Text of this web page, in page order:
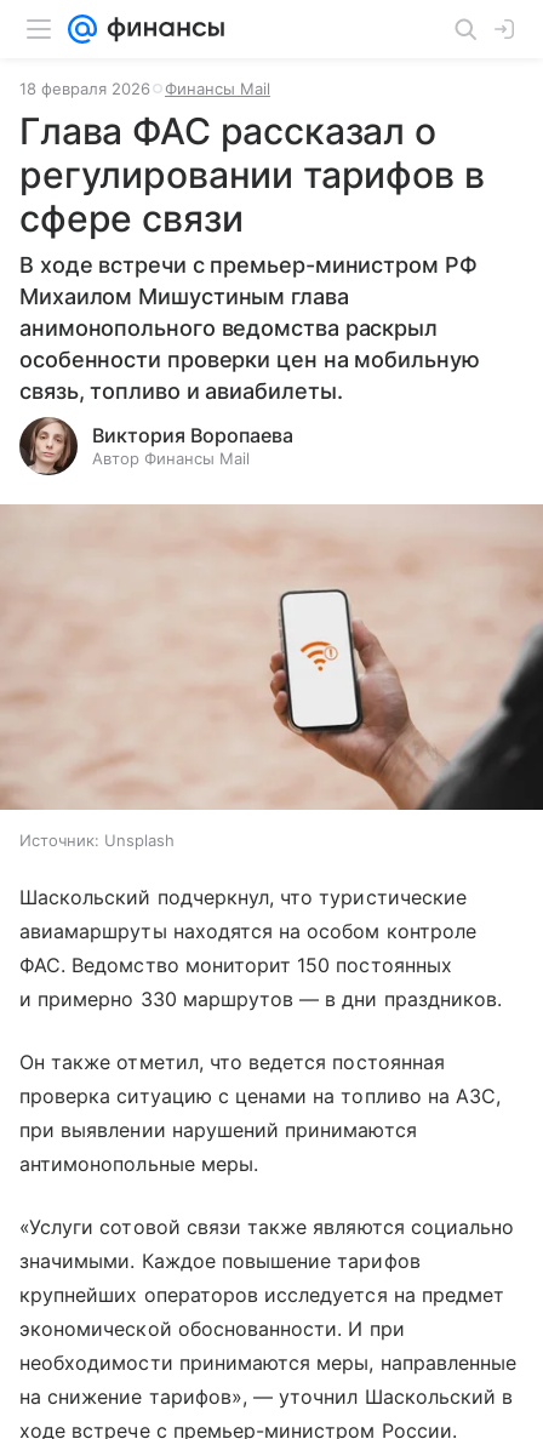
18 февраля 2026 Финансы Mail
Глава ФАС рассказал о
регулировании тарифов в
сфере связи
В ходе встречи с премьер-министром РФ
Михаилом Мишустиным глава
анимонопольного ведомства раскрыл
особенности проверки цен на мобильную
связь, топливо и авиабилеты.
Виктория Воропаева
Автор Финансы Mail
Источник: Unsplash
Шаскольский подчеркнул, что туристические
авиамаршруты находятся на особом контроле
ФАС. Ведомство мониторит 150 постоянных
и примерно 330 маршрутов — в дни праздников.
Он также отметил, что ведется постоянная
проверка ситуацию с ценами на топливо на АЗС,
при выявлении нарушений принимаются
антимонопольные меры.
«Услуги сотовой связи также являются социально
значимыми. Каждое повышение тарифов
крупнейших операторов исследуется на предмет
экономической обоснованности. И при
необходимости принимаются меры, направленные
на снижение тарифов», — уточнил Шаскольский в
ходе встрече с премьер-министром России.